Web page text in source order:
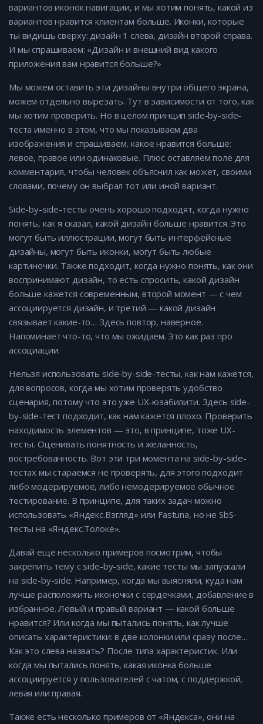
вариантов иконок навигации, и мы хотим понять, какой из
вариантов нравится клиентам больше. Иконки, которые
ты видишь сверху: дизайн 1 слева, дизайн второй справа.
И мы спрашиваем: «Дизайн и внешний вид какого
приложения вам нравится больше?»
Мы можем оставить эти дизайны внутри общего экрана,
можем отдельно вырезать. Тут в зависимости от того, как
мы хотим проверить. Но в целом принцип side-by-side-
теста именно в этом, что мы показываем два
изображения и спрашиваем, какое нравится больше:
левое, правое или одинаковые. Плюс оставляем поле для
комментария, чтобы человек объяснил как может, своими
словами, почему он выбрал тот или иной вариант.
Side-by-side-тесты очень хорошо подходят, когда нужно
понять, как я сказал, какой дизайн больше нравится. Это
могут быть иллюстрации, могут быть интерфейсные
дизайны, могут быть иконки, могут быть любые
картиночки. Также подходит, когда нужно понять, как они
воспринимают дизайн, то есть спросить, какой дизайн
больше кажется современным, второй момент — с чем
ассоциируется дизайн, и третий — какой дизайн
связывает какие-то… Здесь повтор, наверное.
Напоминает что-то, что мы ожидаем. Это как раз про
ассоциации.
Нельзя использовать side-by-side-тесты, как нам кажется,
для вопросов, когда мы хотим проверять удобство
сценария, потому что это уже UX-юзабилити. Здесь side-
by-side-тест подходит, как нам кажется плохо. Проверить
находимость элементов — это, в принципе, тоже UX-
тесты. Оценивать понятность и желанность,
востребованность. Вот эти три момента на side-by-side-
тестах мы стараемся не проверять, для этого подходит
либо модерируемое, либо немодерируемое обычное
тестирование. В принципе, для таких задач можно
использовать «Яндекс.Взгляд» или Fastuna, но не SbS-
тесты на «Яндекс.Толоке».
Давай еще несколько примеров посмотрим, чтобы
закрепить тему с side-by-side, какие тесты мы запускали
на side-by-side. Например, когда мы выясняли, куда нам
лучше расположить иконочки с сердечками, добавление в
избранное. Левый и правый вариант — какой больше
нравится? Или когда мы пытались понять, как лучше
описать характеристики: в две колонки или сразу после…
Как это слева назвать? После типа характеристик. Или
когда мы пытались понять, какая иконка больше
ассоциируется у пользователей с чатом, с поддержкой,
левая или правая.
Также есть несколько примеров от «Яндекса», они на